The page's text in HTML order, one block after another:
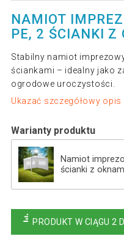
NAMIOT
PE, 2 ŚCIANKI Z
Stabilny namiot
ściankami – idealny jako
ogrodowe uroczystości.
Ukazać szczegółowy opis
Warianty produktu
Namiot
ścianki z
ściany boczne
PRODUKT W CIĄGU 2